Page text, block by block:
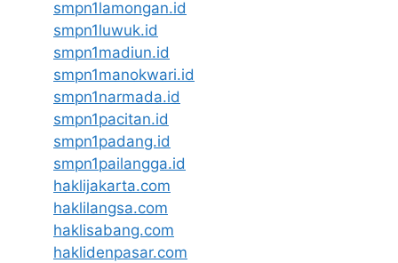
smpn1lamongan.id
smpn1luwuk.id
smpn1madiun.id
smpn1manokwari.id
smpn1narmada.id
smpn1pacitan.id
smpn1padang.id
smpn1pailangga.id
haklijakarta.com
haklilangsa.com
haklisabang.com
haklidenpasar.com